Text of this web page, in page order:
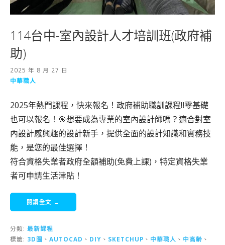
114台中-室內設計人才培訓班(政府補
助)
2025 年 8 月 27 日
中華職人
2025年熱門課程，快來報名！政府補助職訓課程‼️零基礎
也可以報名！🎯想要成為專業的室內設計師嗎？適合對室
內設計感興趣的設計新手，提供全面的設計知識和實務技
能，是您的最佳選擇！
符合資格失業者政府全額補助(免費上課)，特定資格失業
者可申請生活津貼！
閱讀全文 →
分類: 最新課程
標籤: 3D圖 、 AUTOCAD 、 DIY 、 SKETCHUP 、 中華職人 、 中高齡 、